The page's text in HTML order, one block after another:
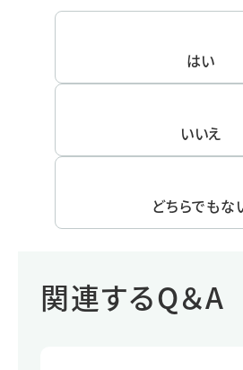
はい
いいえ
どちらでもな
関連するQ＆A